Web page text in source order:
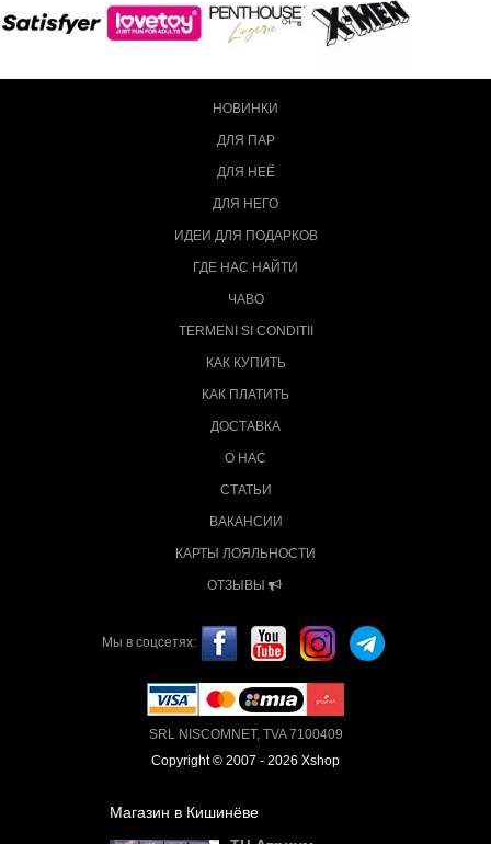
НОВИНКИ
ДЛЯ ПАР
ДЛЯ НЕЁ
ДЛЯ НЕГО
ИДЕИ ДЛЯ ПОДАРКОВ
ГДЕ НАС НАЙТИ
ЧАВО
TERMENI SI CONDITII
КАК КУПИТЬ
КАК ПЛАТИТЬ
ДОСТАВКА
О НАС
СТАТЬИ
ВАКАНСИИ
КАРТЫ ЛОЯЛЬНОСТИ
ОТЗЫВЫ
Мы в соцсетях:
SRL NISCOMNET, TVA 7100409
Copyright © 2007 - 2026 Xshop
Магазин в Кишинёве